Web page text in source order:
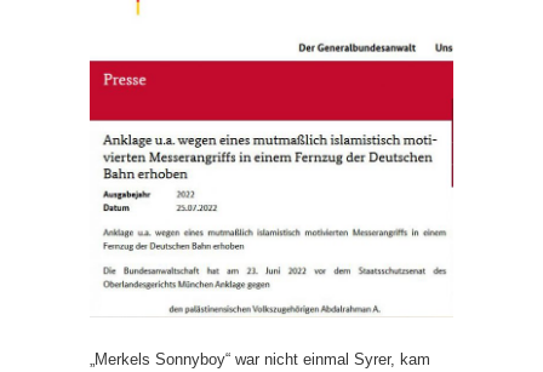
„Merkels Sonnyboy“ war nicht einmal Syrer, kam